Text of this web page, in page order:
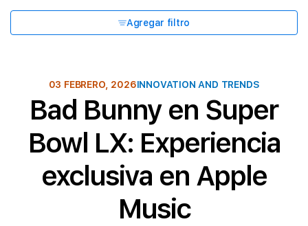
Agregar filtro
03 FEBRERO, 2026INNOVATION AND TRENDS
Bad Bunny en Super
Bowl LX: Experiencia
exclusiva en Apple
Music